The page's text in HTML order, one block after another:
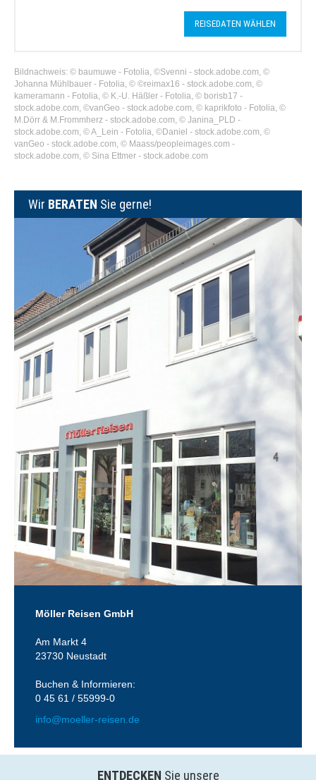
REISEDATEN WÄHLEN
Bildnachweis: © baumuwe - Fotolia, ©Svenni - stock.adobe.com, ©
Johanna Mühlbauer - Fotolia, © ©reimax16 - stock.adobe.com, ©
kameramann - Fotolia, © K.-U. Häßler - Fotolia, © borisb17 -
stock.adobe.com, ©vanGeo - stock.adobe.com, © kaprikfoto - Fotolia, ©
M.Dörr & M.Frommherz - stock.adobe.com, © Janina_PLD -
stock.adobe.com, © A_Lein - Fotolia, ©Daniel - stock.adobe.com, ©
vanGeo - stock.adobe.com, © Maass/peopleimages.com -
stock.adobe.com, © Sina Ettmer - stock.adobe.com
Wir BERATEN Sie gerne!
Möller Reisen GmbH
Am Markt 4
23730 Neustadt
Buchen & Informieren:
0 45 61 / 55999-0
info@moeller-reisen.de
ENTDECKEN Sie unsere